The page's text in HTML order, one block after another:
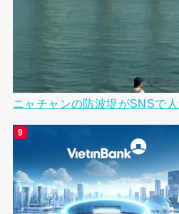
ニャチャンの防波堤がSNSで